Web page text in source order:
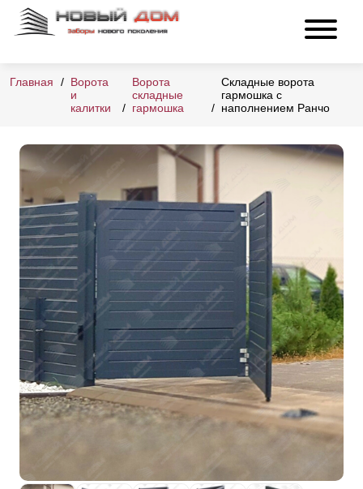
Главная
Ворота
и
калитки
Ворота
складные
гармошка
Складные ворота
гармошка с
наполнением Ранчо